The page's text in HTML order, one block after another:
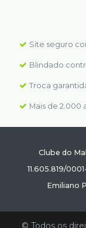
Site seguro
Blindado
Troca
Mais de 2.000
Clube do
11.605.819/
Emiliano
© Todos os